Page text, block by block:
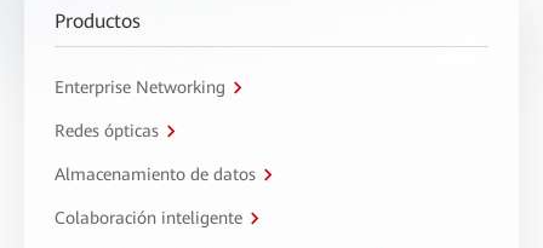
Productos
Enterprise Networking
Redes ópticas
Almacenamiento de datos
Colaboración inteligente